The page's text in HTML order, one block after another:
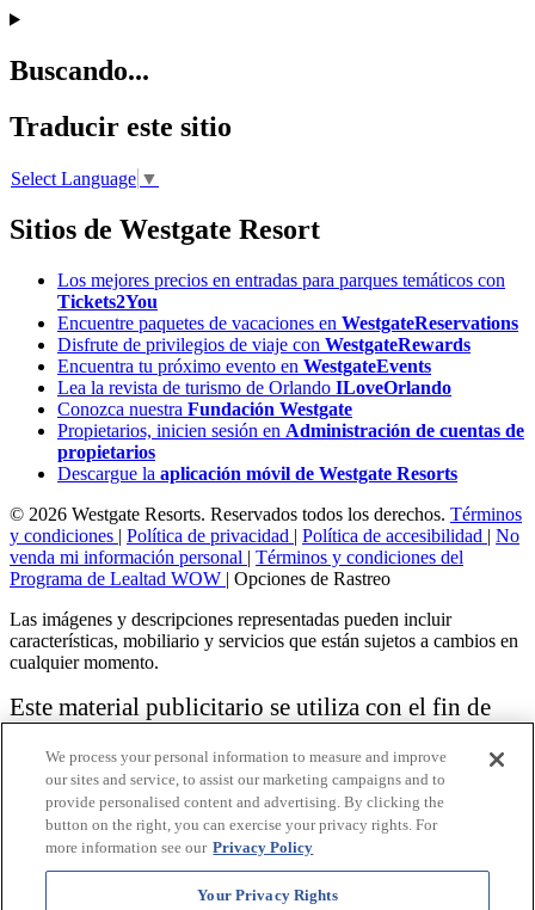
Buscando...
Traducir este sitio
Select Language ▼
Sitios de Westgate Resort
Los mejores precios en entradas para parques temáticos con
Tickets2You
Encuentre paquetes de vacaciones en WestgateReservations
Disfrute de privilegios de viaje con WestgateRewards
Encuentra tu próximo evento en WestgateEvents
Lea la revista de turismo de Orlando ILoveOrlando
Conozca nuestra Fundación Westgate
Propietarios, inicien sesión en Administración de cuentas de
propietarios
Descargue la aplicación móvil de Westgate Resorts
© 2026 Westgate Resorts. Reservados todos los derechos. Términos
y condiciones | Política de privacidad | Política de accesibilidad | No
venda mi información personal | Términos y condiciones del
Programa de Lealtad WOW | Opciones de Rastreo
Las imágenes y descripciones representadas pueden incluir
características, mobiliario y servicios que están sujetos a cambios en
cualquier momento.
Este material publicitario se utiliza con el fin de
vacacional.
Aviso: las funciones de accesibilidad enumeradas aquí no pretenden
ser una lista exhaustiva o completa de todas las funciones accesibles
de la instalación,
habitaciones y / o comodidades para este Resort específico. Para
obtener información sobre nuestra política de accesibilidad, revise
We process your personal information to measure and improve
our sites and service, to assist our marketing campaigns and to
provide personalised content and advertising. By clicking the
button on the right, you can exercise your privacy rights. For
more information see our Privacy Policy
Your Privacy Rights